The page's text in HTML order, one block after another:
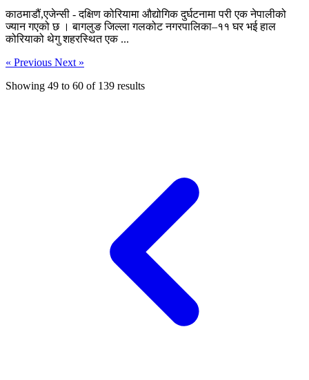
काठमाडौं,एजेन्सी - दक्षिण कोरियामा औद्योगिक दुर्घटनामा परी एक नेपालीको
ज्यान गएको छ । बागलुङ जिल्ला गलकोट नगरपालिका–११ घर भई हाल
कोरियाको थेगु शहरस्थित एक ...
« Previous Next »
Showing 49 to 60 of 139 results